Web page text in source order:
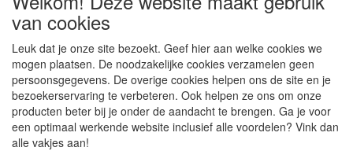
Nieuws
Inkoop
Herroepingslink aanvragen
Copyright Dump Company2009-2025 Webmaster: Dump
Company
van cookies
Leuk dat je onze site bezoekt. Geef hier aan welke cookies we
mogen plaatsen. De noodzakelijke cookies verzamelen geen
persoonsgegevens. De overige cookies helpen ons de site en je
bezoekerservaring te verbeteren. Ook helpen ze ons om onze
producten beter bij je onder de aandacht te brengen. Ga je voor
een optimaal werkende website inclusief alle voordelen? Vink dan
alle vakjes aan!